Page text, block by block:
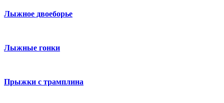
Лыжное двоеборье
Лыжные гонки
Прыжки с трамплина